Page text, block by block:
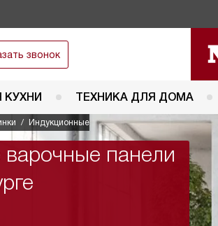
звонок
КУХНИ ТЕХНИКА ДЛЯ ДОМА
Индукционные
панели